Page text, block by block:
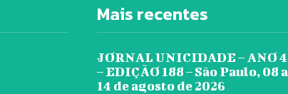
Mais recentes
JORNAL UNICIDADE – ANO 4
– EDIÇÃO 188 – São Paulo, 08 a
14 de agosto de 2026